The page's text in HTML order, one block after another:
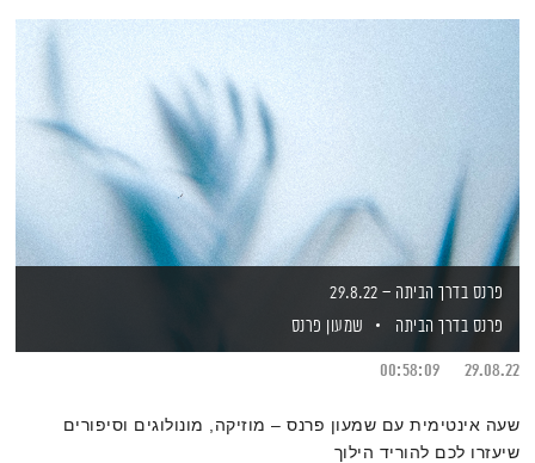
פרנס בדרך הביתה – 29.8.22
פרנס בדרך הביתה
שמעון פרנס
29.08.22
00:58:09
שעה אינטימית עם שמעון פרנס – מוזיקה, מונולוגים וסיפורים
שיעזרו לכם להוריד הילוך